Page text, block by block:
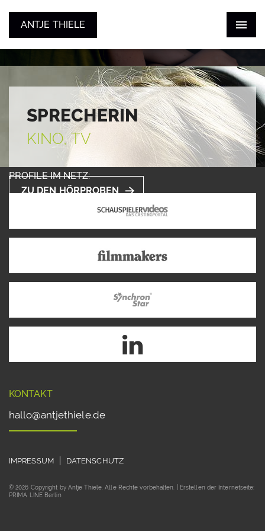
ANTJE THIELE
ZUM SHOWREEL
SPRECHERIN
KINO, TV
ZU DEN HÖRPROBEN
PROFILE IM NETZ:
KONTAKT
hallo@antjethiele.de
IMPRESSUM DATENSCHUTZ
© 2026 Copyright by Antje Thiele. Alle Rechte vorbehalten. | Erstellen der Internetseite:
PRIMA LINE Berlin
ANTJE THIELE
STIMME
SCHAUSPIEL
KONTAKT